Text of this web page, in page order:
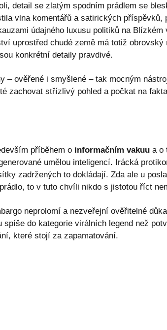
detail se zlatým spodním prádlem se
vlna komentářů a satirických příspěvků,
údajného luxusu politiků na Blízkém
uprostřed chudé země má totiž obrovský
konkrétní detaily pravdivé.
– ověřené i smyšlené – tak mocným
zachovat střízlivý pohled a počkat na
příběhem o informačním vakuua o
umělou inteligencí. Irácká
zadržených to dokládají. Zda ale u
to v tuto chvíli nikdo s jistotou říct
neprolomí a nezveřejní ověřitelné
spíše do kategorie virálních legend než
které stojí za zapamatování.